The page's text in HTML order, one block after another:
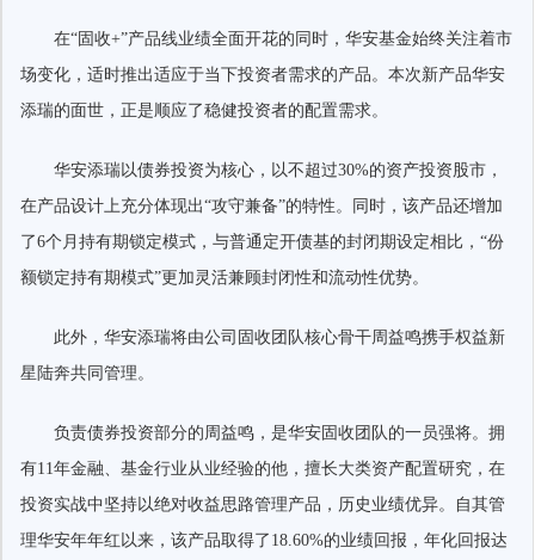
在“固收+”产品线业绩全面开花的同时，华安基金始终关注着市
场变化，适时推出适应于当下投资者需求的产品。本次新产品华安
添瑞的面世，正是顺应了稳健投资者的配置需求。
华安添瑞以债券投资为核心，以不超过30%的资产投资股市，
在产品设计上充分体现出“攻守兼备”的特性。同时，该产品还增加
了6个月持有期锁定模式，与普通定开债基的封闭期设定相比，“份
额锁定持有期模式”更加灵活兼顾封闭性和流动性优势。
此外，华安添瑞将由公司固收团队核心骨干周益鸣携手权益新
星陆奔共同管理。
负责债券投资部分的周益鸣，是华安固收团队的一员强将。拥
有11年金融、基金行业从业经验的他，擅长大类资产配置研究，在
投资实战中坚持以绝对收益思路管理产品，历史业绩优异。自其管
理华安年年红以来，该产品取得了18.60%的业绩回报，年化回报达